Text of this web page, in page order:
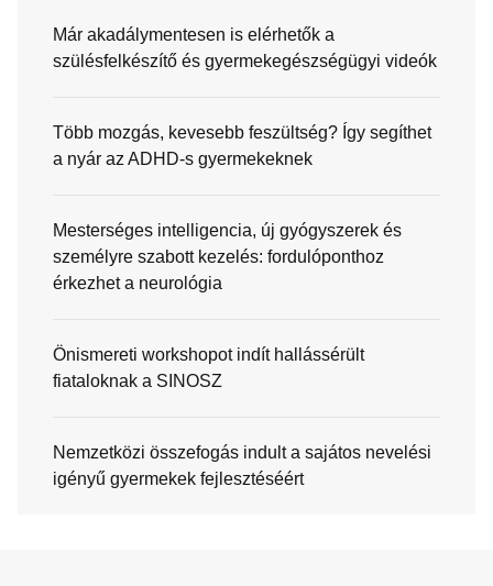
Már akadálymentesen is elérhetők a
szülésfelkészítő és gyermekegészségügyi videók
Több mozgás, kevesebb feszültség? Így segíthet
a nyár az ADHD-s gyermekeknek
Mesterséges intelligencia, új gyógyszerek és
személyre szabott kezelés: fordulóponthoz
érkezhet a neurológia
Önismereti workshopot indít hallássérült
fiataloknak a SINOSZ
Nemzetközi összefogás indult a sajátos nevelési
igényű gyermekek fejlesztéséért